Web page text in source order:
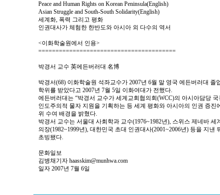
Peace and Human Rights on Korean Peninsula(English)
Asian Struggle and South-South Solidarity(English)
세계화, 폭력 그리고 평화
인권대사가 체험한 한반도와 아시아 외 다수의 역서
<이화학술원에서 인용>
========================================
박경서 교수 英에든버러대 名博
박경서(68) 이화학술원 석좌교수가 2007년 6월 말 영국 에든버러대
학위를 받았다고 2007년 7월 5일 이화여대가 전했다.
에든버러대는 “박경서 교수가 세계교회협의회(WCC)의 아시아담당
인도주의적 물자 지원을 기획하는 등 세계 평화와 아시아의 인권 증진
위 수여 배경을 밝혔다.
박경서 교수는 서울대 사회학과 교수(1976~1982년), 스위스 제네바
의장(1982~1999년), 대한민국 초대 인권대사(2001~2006년) 등을 지낸
초빙됐다.
문화일보
김병채기자 haasskim@munhwa.com
일자 2007년 7월 6일